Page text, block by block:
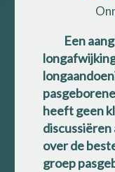
Een aangeboren cysteuze
heeft geen
discussiëren
over de
groep